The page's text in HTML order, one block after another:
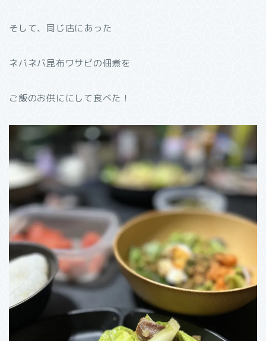
そして、同じ店にあった
ネバネバ昆布ワサビの佃煮を
ご飯のお供ににして食べた！